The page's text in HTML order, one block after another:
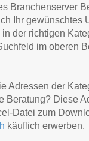
Branchenserver
Ihr gewünschtes
der richtigen
im oberen
Adressen der
Beratung? Diese
Datei zum
käuflich erwerben.